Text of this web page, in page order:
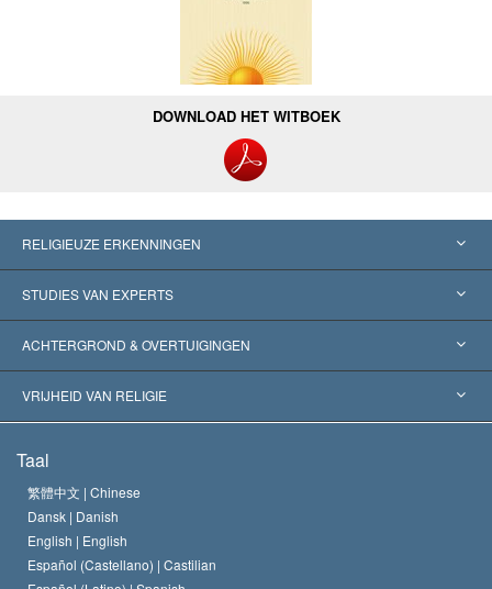
DOWNLOAD HET WITBOEK
RELIGIEUZE ERKENNINGEN
Verenigde Staten
Wereldwijde Erkenningen
Historische Beslissingen
STUDIES VAN EXPERTS
Expertises per Categorie
’s Werelds Meest Vooraanstaande Experts
ACHTERGROND & OVERTUIGINGEN
L. Ron Hubbard
Het Credo van de Scientology Kerk
De Code van een Scientoloog
David Miscavige
VRIJHEID VAN RELIGIE
Internationale Mensenrechten Standaards
Verklaring over Religie
Taal
繁體中文 | Chinese
Dansk | Danish
English | English
Español (Castellano) | Castilian